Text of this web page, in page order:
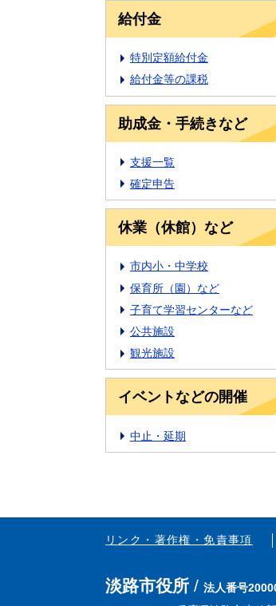
給付金
特別定額給付金
給付金等の課税
助成金・手続きなど
支援一覧
確定申告
休業（休館）など
市内小・中学校
保育所（園）など
子育て学習センターなど
公共施設
観光施設
イベントなどの開催
中止・延期
リンク・著作権・免責事項
淡路市役所
法人番号